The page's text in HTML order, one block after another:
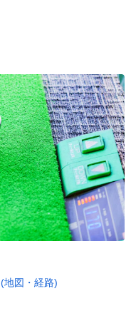
(地図・経路)